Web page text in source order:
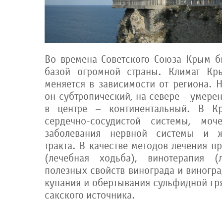
Во времена Советского Союза Крым
базой огромной страны. Климат
меняется в зависимости от
он субтропический, на севере -
в центре – континентальный. В
сердечно-сосудистой системы,
заболевания нервной системы и
тракта. В качестве методов лечения
(лечебная ходьба), винотерапия
полезных свойств винограда и
купания и обертывания сульфидной
сакского источника.